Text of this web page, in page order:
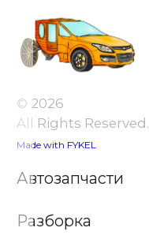
© 2026
All Rights Reserved.
Made with FYKEL
Автозапчасти
Разборка